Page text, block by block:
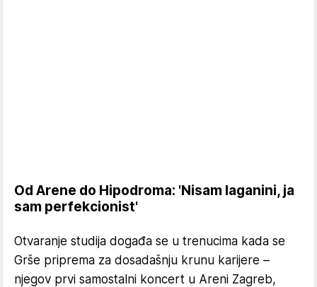
Od Arene do Hipodroma: 'Nisam laganini, ja
sam perfekcionist'
Otvaranje studija događa se u trenucima kada se
Grše priprema za dosadašnju krunu karijere –
njegov prvi samostalni koncert u Areni Zagreb,